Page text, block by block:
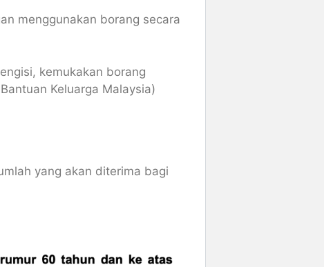
menggunakan borang secara
kemukakan borang
Keluarga Malaysia)
yang akan diterima bagi